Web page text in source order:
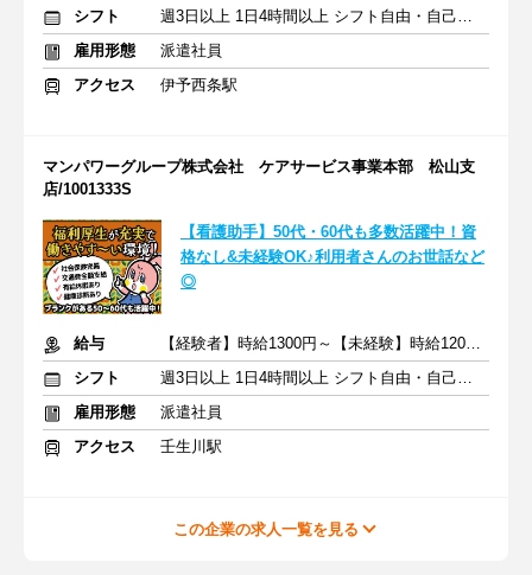
シフト
週3日以上 1日4時間以上 シフト自由・自己申告
雇用形態
派遣社員
アクセス
伊予西条駅
マンパワーグループ株式会社 ケアサービス事業本部 松山支
店/1001333S
【看護助手】50代・60代も多数活躍中！資
格なし&未経験OK♪利用者さんのお世話など
◎
給与
【経験者】時給1300円～【未経験】時給1200円～ ※交通費全額
シフト
週3日以上 1日4時間以上 シフト自由・自己申告
雇用形態
派遣社員
アクセス
壬生川駅
この企業の求人一覧を見る